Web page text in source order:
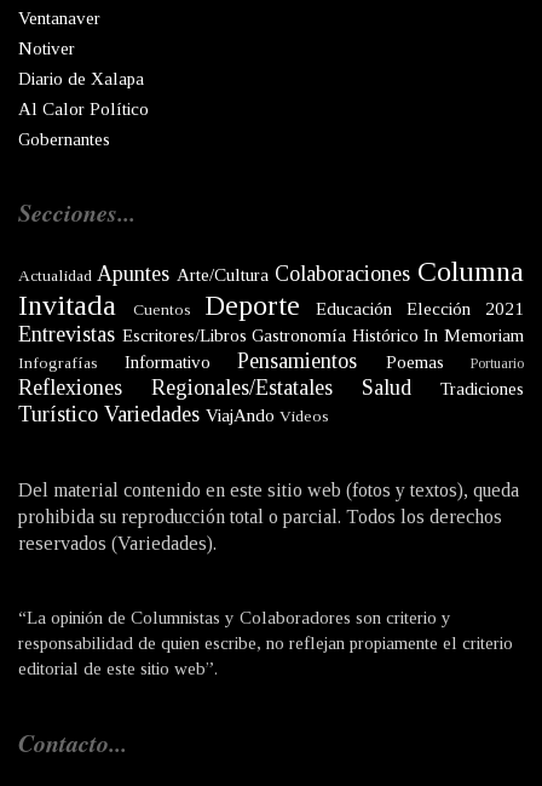
Ventanaver
Notiver
Diario de Xalapa
Al Calor Político
Gobernantes
Secciones...
Actualidad Apuntes Arte/Cultura Colaboraciones Columna
Invitada
Cuentos Deporte Educación Elección 2021
Entrevistas Escritores/Libros Gastronomía Histórico In Memoriam
Infografías Informativo Pensamientos Poemas Portuario
Reflexiones Regionales/Estatales Salud Tradiciones
Turístico Variedades ViajAndo Videos
Del material contenido en este sitio web (fotos y textos), queda
prohibida su reproducción total o parcial. Todos los derechos
reservados (Variedades).
“La opinión de Columnistas y Colaboradores son criterio y
responsabilidad de quien escribe, no reflejan propiamente el criterio
editorial de este sitio web”.
Contacto...